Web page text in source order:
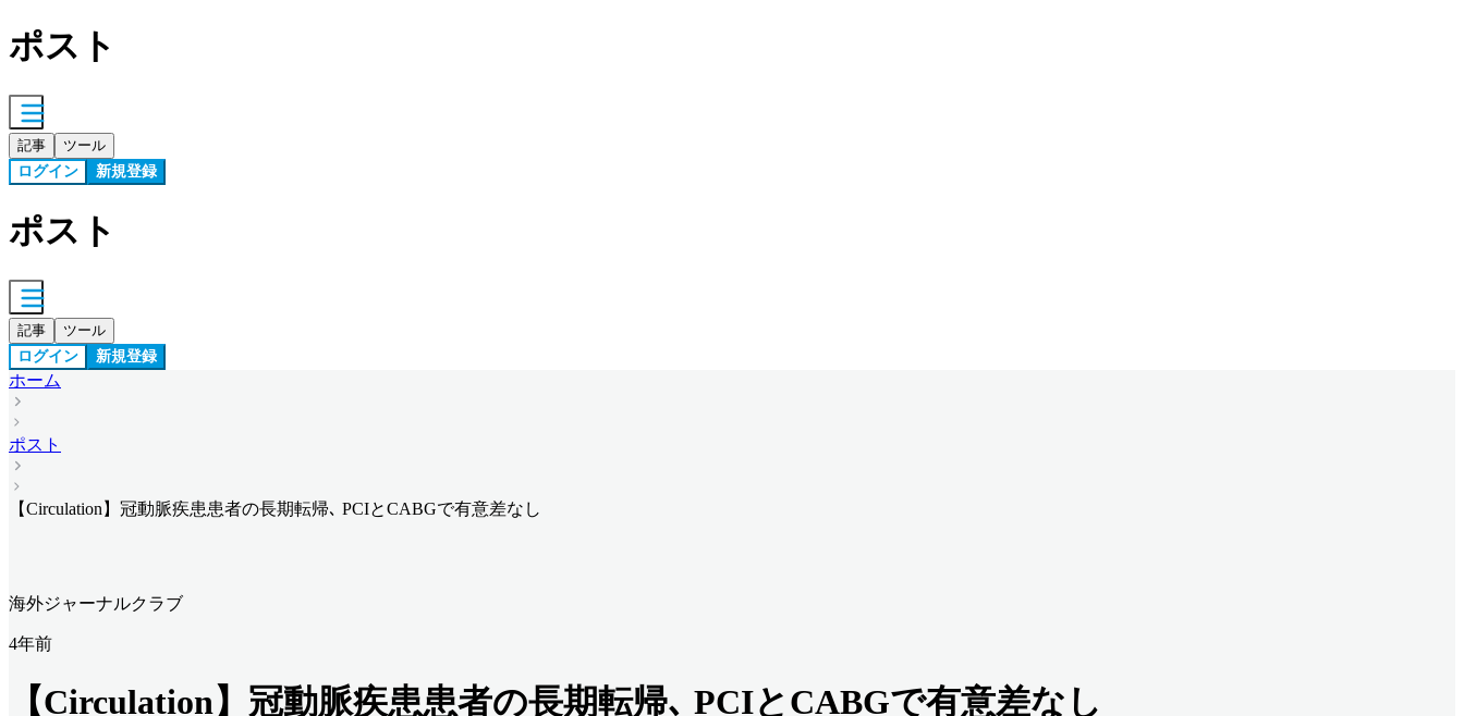
ポスト
記事 ツール
ログイン 新規登録
ポスト
記事 ツール
ログイン 新規登録
ホーム
ポスト
【Circulation】冠動脈疾患患者の長期転帰､ PCIとCABGで有意差なし
海外ジャーナルクラブ
4年前
【Circulation】冠動脈疾患患者の長期転帰､ PCIとCABGで有意差なし